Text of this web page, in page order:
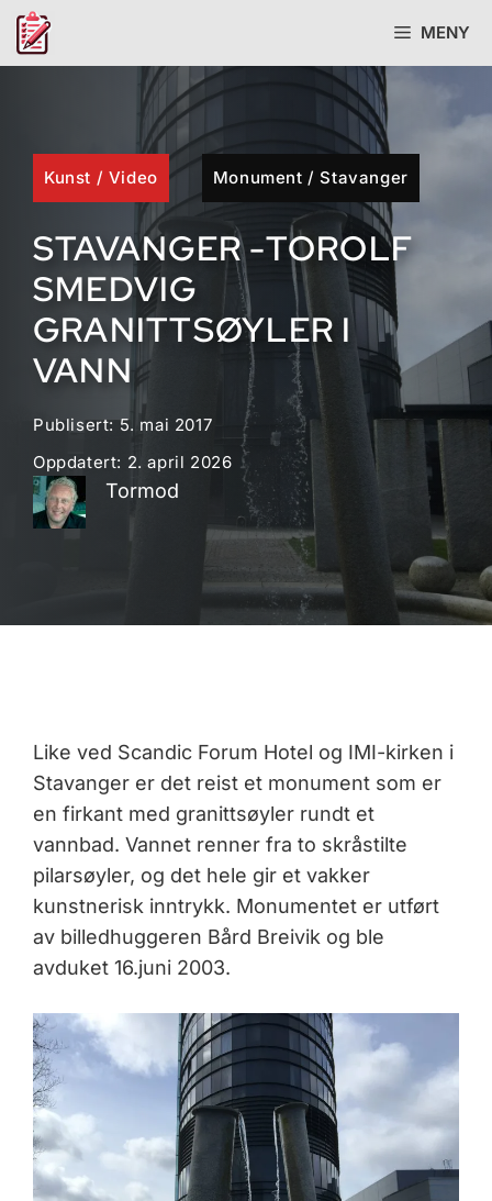
Hopp
MENY
Kunst / Video Monument /Stavanger
STAVANGER -TOROLF
SMEDVIG
GRANITTSØYLER I
VANN
Publisert:5. mai 2017
Oppdatert: 2. april 2026
Tormod
Like ved Scandic Forum Hotel og IMI-kirken i
Stavanger er det reist et monument som er
en firkant med granittsøyler rundt et
vannbad. Vannet renner fra to skråstilte
pilarsøyler, og det hele gir et vakker
kunstnerisk inntrykk. Monumentet er utført
av billedhuggeren Bård Breivik og ble
avduket 16.juni 2003.